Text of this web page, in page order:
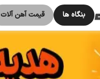
بنگاه ها قیمت آهن آلات